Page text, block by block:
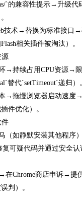
`的兼容性提示→升级代
技术→替换为标准接口
相关插件被淘汰）。
源
→持续占用CPU资源→
替代`setTimeout`递归）
→拖慢浏览器启动速度
件优化）。
件
（如静默安装其他程序
可疑代码并通过安全
在Chrome商店申诉→提
判）。